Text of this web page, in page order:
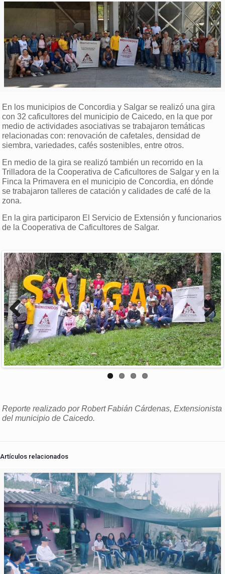
En los municipios de Concordia y Salgar se realizó una gira
con 32 caficultores del municipio de Caicedo, en la que por
medio de actividades asociativas se trabajaron temáticas
relacionadas con: renovación de cafetales, densidad de
siembra, variedades, cafés sostenibles, entre otros.
En medio de la gira se realizó también un recorrido en la
Trilladora de la Cooperativa de Caficultores de Salgar y en la
Finca la Primavera en el municipio de Concordia, en dónde
se trabajaron talleres de catación y calidades de café de la
zona.
En la gira participaron El Servicio de Extensión y funcionarios
de la Cooperativa de Caficultores de Salgar.
Previous Next
Reporte realizado por Robert Fabián Cárdenas, Extensionista
del municipio de Caicedo.
Artículos relacionados